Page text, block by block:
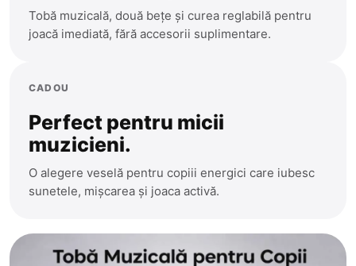
Tobă muzicală, două bețe și curea reglabilă pentru
joacă imediată, fără accesorii suplimentare.
CADOU
Perfect pentru micii
muzicieni.
O alegere veselă pentru copiii energici care iubesc
sunetele, mișcarea și joaca activă.